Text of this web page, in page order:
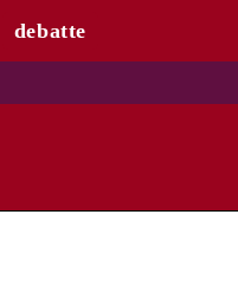
debatte